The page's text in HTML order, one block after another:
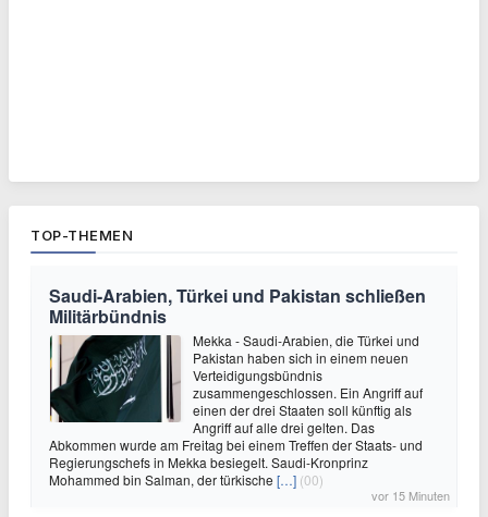
TOP-THEMEN
Saudi-Arabien, Türkei und Pakistan schließen
Militärbündnis
Mekka - Saudi-Arabien, die Türkei und
Pakistan haben sich in einem neuen
Verteidigungsbündnis
zusammengeschlossen. Ein Angriff auf
einen der drei Staaten soll künftig als
Angriff auf alle drei gelten. Das
Abkommen wurde am Freitag bei einem Treffen der Staats- und
Regierungschefs in Mekka besiegelt. Saudi-Kronprinz
Mohammed bin Salman, der türkische […] (00)
vor 15 Minuten